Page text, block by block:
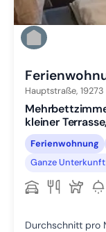
Hauptstraße, 19273
kleiner
Ferienwohnung
Ganze
Durchschnitt pro